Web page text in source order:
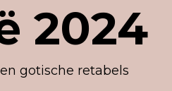
2024
gotische retabels